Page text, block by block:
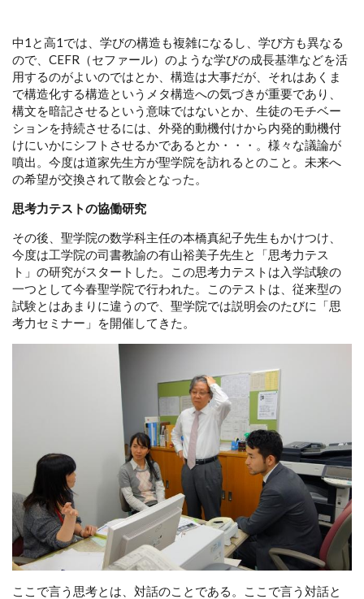
中1と高1では、学びの構造も複雑になるし、学び方も異なる
ので、CEFR（セファール）のような学びの成長基準などを活
用するのがよいのではとか、構造は大事だが、それはあくま
で構造化する構造というメタ構造への気づきが重要であり、
構文を暗記させるという意味ではないとか、生徒のモチベー
ションを持続させるには、外発的動機付けから内発的動機付
けにいかにシフトさせるかであるとか・・・。様々な議論が
噴出。今度は道家先生方が聖学院を訪れるとのこと。未来へ
の希望が交換されて散会となった。
思考力テストの協働研究
その後、聖学院の数学科主任の本橋真紀子先生もかけつけ、
今度は工学院の司書教諭の有山裕美子先生と「思考力テス
ト」の研究がスタートした。この思考力テストは入学試験の
一つとして今春聖学院で行われた。このテストは、従来型の
試験とはあまりに違うので、聖学院では説明会のたびに「思
考力セミナー」を開催してきた。
ここで言う思考とは、対話のことである。ここで言う対話と